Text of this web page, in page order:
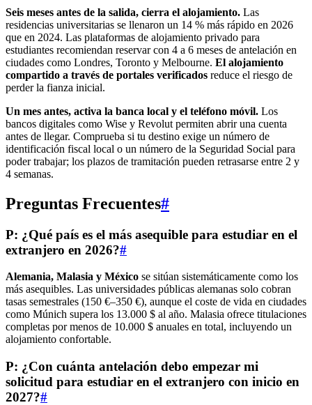
Seis meses antes de la salida, cierra el alojamiento. Las
residencias universitarias se llenaron un 14 % más rápido en 2026
que en 2024. Las plataformas de alojamiento privado para
estudiantes recomiendan reservar con 4 a 6 meses de antelación en
ciudades como Londres, Toronto y Melbourne. El alojamiento
compartido a través de portales verificados reduce el riesgo de
perder la fianza inicial.
Un mes antes, activa la banca local y el teléfono móvil. Los
bancos digitales como Wise y Revolut permiten abrir una cuenta
antes de llegar. Comprueba si tu destino exige un número de
identificación fiscal local o un número de la Seguridad Social para
poder trabajar; los plazos de tramitación pueden retrasarse entre 2 y
4 semanas.
Preguntas Frecuentes#
P: ¿Qué país es el más asequible para estudiar en el
extranjero en 2026?#
Alemania, Malasia y México se sitúan sistemáticamente como los
más asequibles. Las universidades públicas alemanas solo cobran
tasas semestrales (150 €–350 €), aunque el coste de vida en ciudades
como Múnich supera los 13.000 $ al año. Malasia ofrece titulaciones
completas por menos de 10.000 $ anuales en total, incluyendo un
alojamiento confortable.
P: ¿Con cuánta antelación debo empezar mi
solicitud para estudiar en el extranjero con inicio en
2027?#